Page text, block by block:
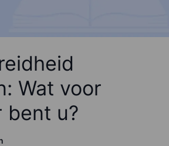
Wat voor
bent u?